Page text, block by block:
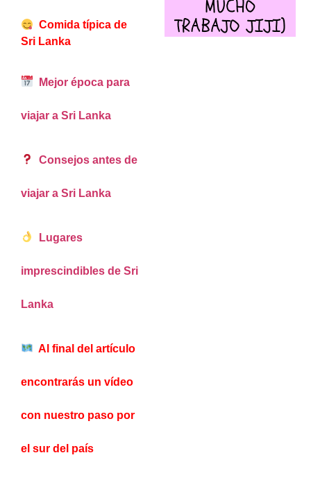
Comida típica de
Sri Lanka
Mejor época para
viajar a Sri Lanka
Consejos antes de
viajar a Sri Lanka
Lugares
imprescindibles de Sri
Lanka
Al final del artículo
encontrarás un vídeo
con nuestro paso por
el sur del país